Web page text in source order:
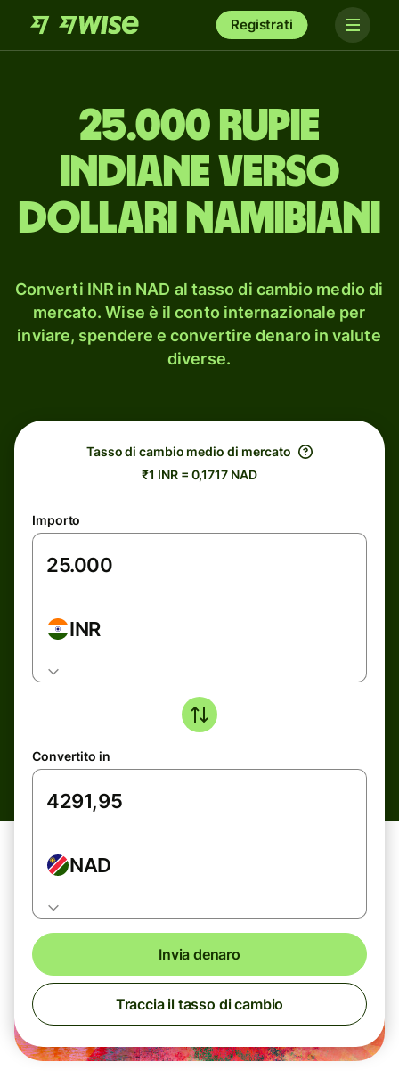
Registrati
25.000 rupie
indiane verso
dollari namibiani
Converti INR in NAD al tasso di cambio medio di
mercato. Wise è il conto internazionale per
inviare, spendere e convertire denaro in valute
diverse.
Tasso di cambio medio di mercato
₹1 INR = 0,1717 NAD
Importo
INR
Convertito in
NAD
Invia denaro
Traccia il tasso di cambio